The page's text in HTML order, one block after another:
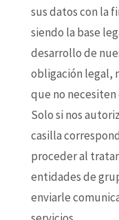
sus datos con la
siendo la base
desarrollo de
obligación legal,
que no
Solo si nos
casilla
proceder al
entidades de
enviarle